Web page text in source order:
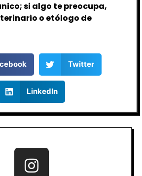
si algo te preocupa,
o etólogo de
Twitter
LinkedIn